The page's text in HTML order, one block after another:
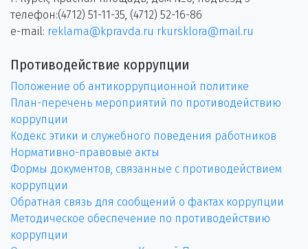
телефон:(4712) 51-11-35, (4712) 52-16-86
e-mail: reklama@kpravda.ru rkursklora@mail.ru
Противодействие коррупции
Положение об антикоррупционной политике
План-перечень мероприятий по противодействию
коррупции
Кодекс этики и служебного поведения работников
Нормативно-правовые акты
Формы документов, связанные с противодействием
коррупции
Обратная связь для сообщений о фактах коррупции
Методическое обеспечение по противодействию
коррупции